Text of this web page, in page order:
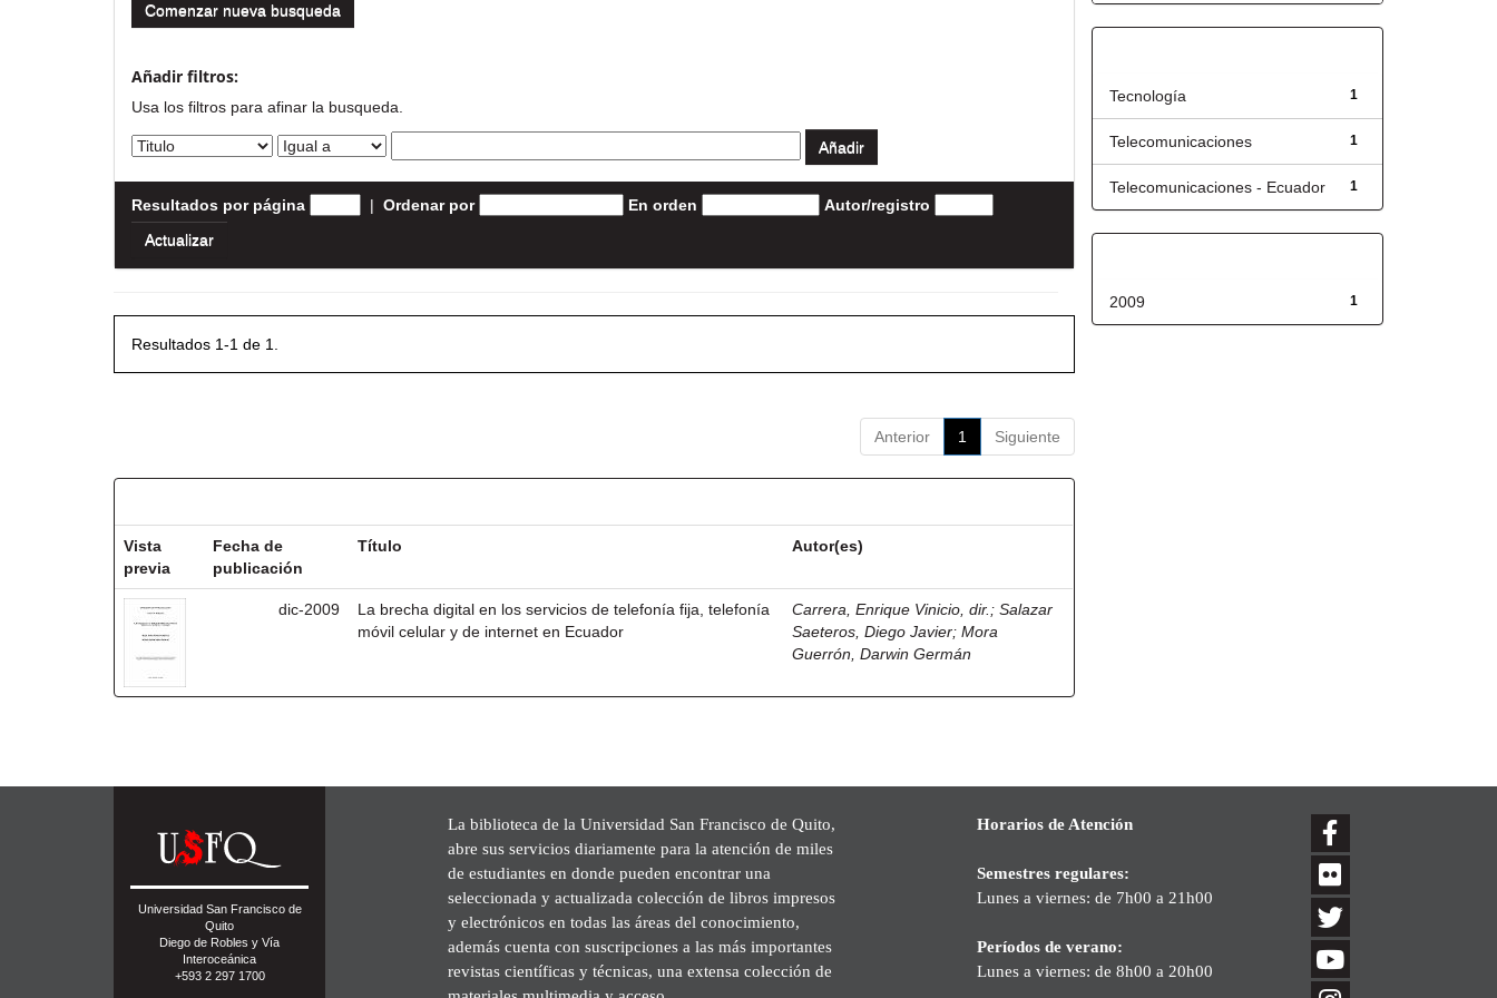
Comenzar nueva busqueda
Añadir filtros:
Usa los filtros para afinar la busqueda.
Resultados por página | Ordenar por En orden Autor/registro
Resultados 1-1 de 1.
Anterior 1 Siguiente
Vista
previa
Fecha de
publicación
Título Autor(es)
dic-2009
La brecha digital en los servicios de telefonía fija, telefonía
móvil celular y de internet en Ecuador
Carrera, Enrique Vinicio, dir. ;Salazar
Saeteros, Diego Javier;Mora
Guerrón, Darwin Germán
1
Tecnología
1
Telecomunicaciones
1
Telecomunicaciones - Ecuador
1
2009
Universidad San Francisco de
Quito
Diego de Robles y Vía
Interoceánica
+593 2 297 1700
La biblioteca de la Universidad San Francisco de Quito,
abre sus servicios diariamente para la atención de miles
de estudiantes en donde pueden encontrar una
seleccionada y actualizada colección de libros impresos
y electrónicos en todas las áreas del conocimiento,
además cuenta con suscripciones a las más importantes
revistas científicas y técnicas, una extensa colección de
Horarios de Atención
Semestres regulares:
Lunes a viernes: de 7h00 a 21h00
Períodos de verano:
Lunes a viernes: de 8h00 a 20h00